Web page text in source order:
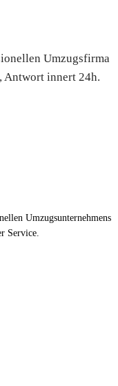
Umzugsfirma
Antwort innert 24h.
Umzugsunternehmens
Service.